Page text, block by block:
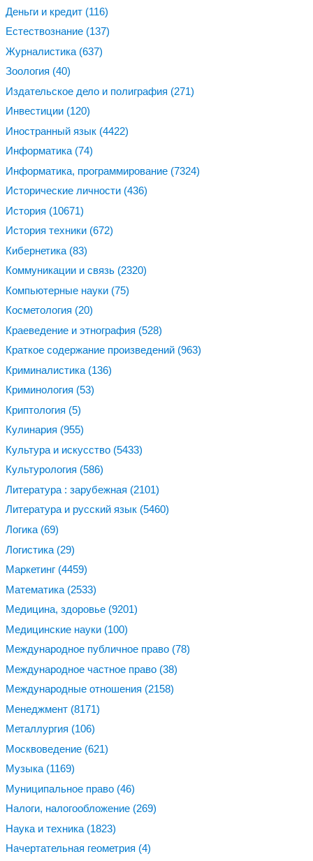
Деньги и кредит (116)
Естествознание (137)
Журналистика (637)
Зоология (40)
Издательское дело и полиграфия (271)
Инвестиции (120)
Иностранный язык (4422)
Информатика (74)
Информатика, программирование (7324)
Исторические личности (436)
История (10671)
История техники (672)
Кибернетика (83)
Коммуникации и связь (2320)
Компьютерные науки (75)
Косметология (20)
Краеведение и этнография (528)
Краткое содержание произведений (963)
Криминалистика (136)
Криминология (53)
Криптология (5)
Кулинария (955)
Культура и искусство (5433)
Культурология (586)
Литература : зарубежная (2101)
Литература и русский язык (5460)
Логика (69)
Логистика (29)
Маркетинг (4459)
Математика (2533)
Медицина, здоровье (9201)
Медицинские науки (100)
Международное публичное право (78)
Международное частное право (38)
Международные отношения (2158)
Менеджмент (8171)
Металлургия (106)
Москвоведение (621)
Музыка (1169)
Муниципальное право (46)
Налоги, налогообложение (269)
Наука и техника (1823)
Начертательная геометрия (4)